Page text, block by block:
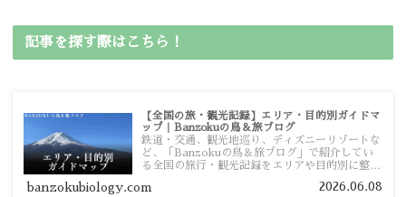
記事を探す際はこちら！
【全国の旅・観光記録】エリア・目的別ガイドマ
ップ｜Banzokuの鳥＆旅ブログ
鉄道・交通、観光地巡り、ディズニーリゾートな
ど、「Banzokuの鳥＆旅ブログ」で紹介してい
る全国の旅行・観光記録をエリアや目的別に整理
ガイドマップからスムーズに見つけていただけま
banzokubiology.com 2026.06.08